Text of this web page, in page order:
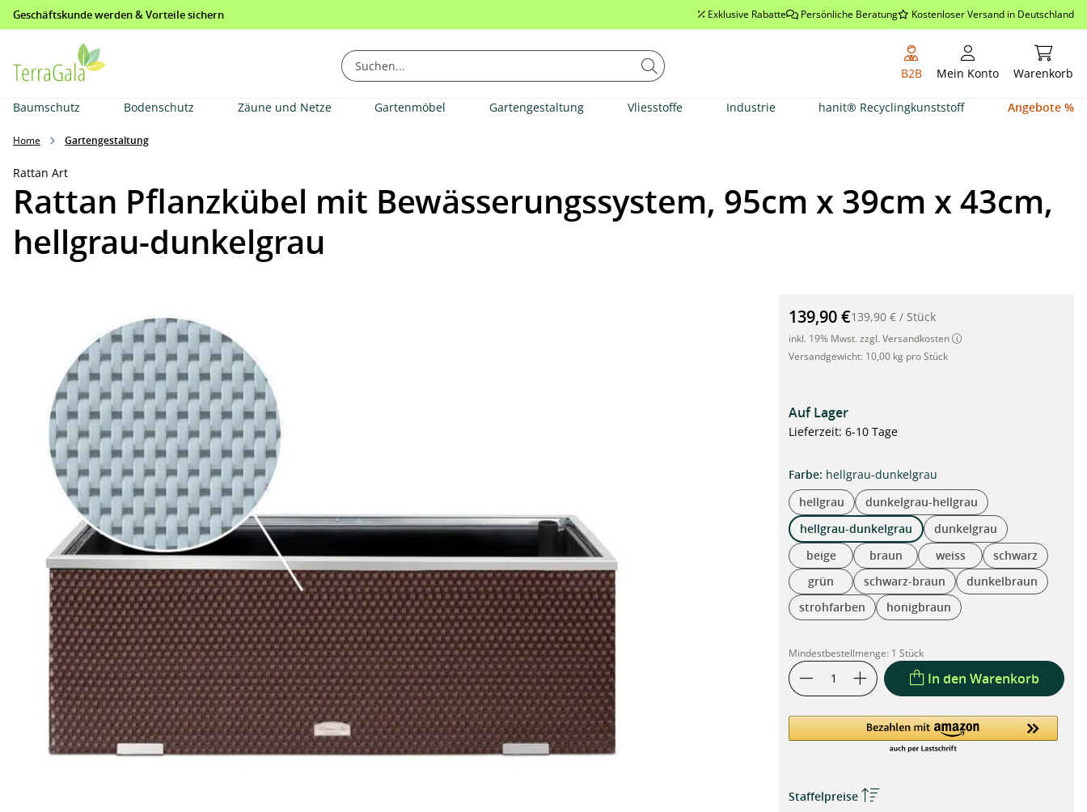
Zur Hauptnavigation springen
Geschäftskunde werden & Vorteile sichern Exklusive Rabatte Persönliche Beratung Kostenloser Versand in Deutschland
B2B Mein Konto Warenkorb
Baumschutz Bodenschutz Zäune und Netze Gartenmöbel Gartengestaltung Vliesstoffe Industrie hanit® Recyclingkunststoff Angebote %
Home Gartengestaltung
Rattan Art
Rattan Pflanzkübel mit Bewässerungssystem, 95cm x 39cm x 43cm,
hellgrau-dunkelgrau
Rattan Pflanzkübel mit Bewässerungssystem, 95cm x
139,90 €139,90 € / Stück
inkl. 19% Mwst. zzgl. Versandkosten
Versandgewicht: 10,00 kg pro Stück
Auf Lager
Lieferzeit: 6-10 Tage
Farbeauswählen
: hellgrau-dunkelgrau
hellgrau
dunkelgrau-hellgrau
hellgrau-dunkelgrau
dunkelgrau
beige
braun weiss
schwarz
grün
schwarz-braun
dunkelbraun
strohfarben
honigbraun
Mindestbestellmenge: 1 Stück
In den Warenkorb
Staffelpreise